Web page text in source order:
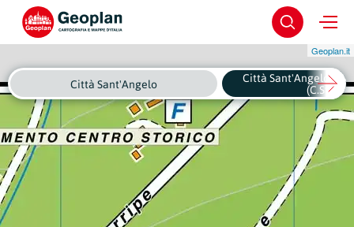
Geoplan.it
Città Sant'Angelo
Città Sant'Angelo -
(C.Stor.)